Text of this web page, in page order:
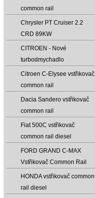
common rail
Chrysler PT Cruiser 2.2
CRD 89KW
CITROEN - Nové
turbodmychadlo
Citroen C-Elysee vstřikovač
common rail
Dacia Sandero vstřikovač
common rail
Fiat 500C vstřikovač
common rail diesel
FORD GRAND C-MAX
Vstřikovač Common Rail
HONDA vstřikovač common
rail diesel